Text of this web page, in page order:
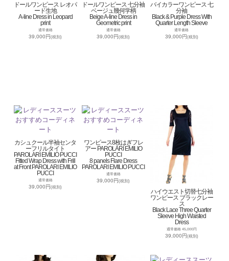
ドールワンピース レオパ
ード生地
A-line Dress in Leopard
print
通常価格
39,000円(税別)
ドールワンピース 七分袖
ベージュ幾何学柄
Beige A-line Dress in
Geometric print
通常価格
39,000円(税別)
バイカラーワンピース 七
分袖
Black & Purple Dress With
Quarter Length Sleeve
通常価格
39,000円(税別)
カシュクール半袖センタ
ーフリルタイト
PAROLARI EMILIO PUCCI
Fitted Wrap Dress with Frill
at Front PAROLARI EMILIO
PUCCI
通常価格
39,000円(税別)
ワンピース8枚はぎフレ
アー PAROLARI EMILIO
PUCCI
8 panels Flare Dress
PAROLARI EMILIO PUCCI
通常価格
39,000円(税別)
ハイウエスト切替七分袖
ワンピース ブラックレー
ス
Black Lace Three Quarter
Sleeve High Waisted
Dress
通常価格 45,000円
39,000円(税別)